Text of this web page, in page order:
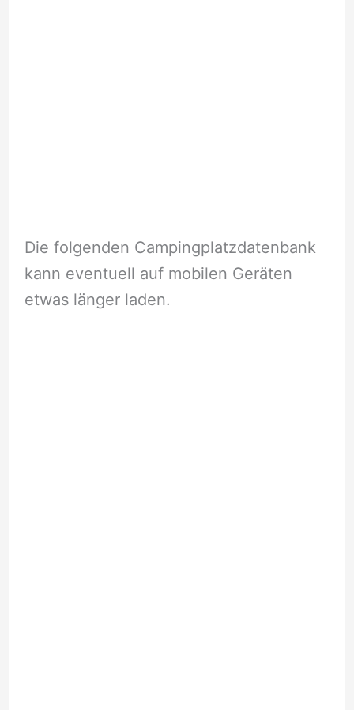
Die folgenden Campingplatzdatenbank
kann eventuell auf mobilen Geräten
etwas länger laden.